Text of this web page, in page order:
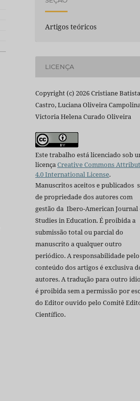
Artigos teóricos
LICENÇA
Copyright (c) 2026 Cristiane
Castro, Luciana Oliveira
Victoria Helena Curado Oliveira
Este trabalho está licenciado sob
licençaCreative Commons
4.0 International License.
Manuscritos aceitos e publicados
de propriedade dos autores com
gestão da Ibero-American Journal
Studies in Education. É proibida a
submissão total ou parcial do
manuscrito a qualquer outro
periódico. A responsabilidade pelo
conteúdo dos artigos é exclusiva
autores. A tradução para outro
é proibida sem a permissão por
do Editor ouvido pelo Comitê
Científico.